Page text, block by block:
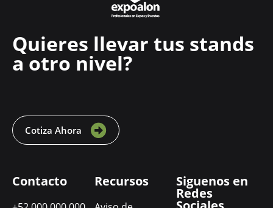
Quieres llevar tus stands
a otro nivel?
Cotiza Ahora
Contacto Recursos Siguenos en
Redes